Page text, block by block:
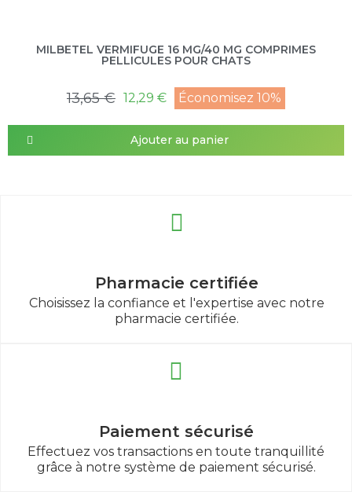
MILBETEL VERMIFUGE 16 MG/40 MG COMPRIMES
PELLICULES POUR CHATS
13,65 € 12,29 € Économisez 10%
Ajouter au panier
Pharmacie certifiée
Choisissez la confiance et l'expertise avec notre
pharmacie certifiée.
Paiement sécurisé
Effectuez vos transactions en toute tranquillité
grâce à notre système de paiement sécurisé.